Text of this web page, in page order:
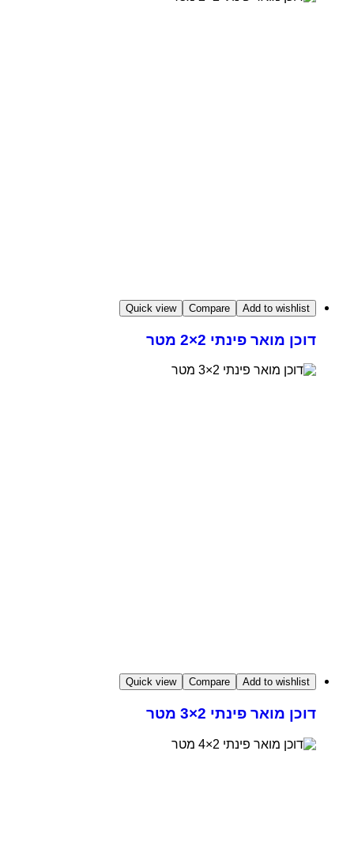
Add to wishlist
Compare
Quick view
דוכן מואר פינתי 2×2 מטר
Add to wishlist
Compare
Quick view
דוכן מואר פינתי 2×3 מטר